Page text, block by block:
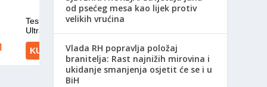
od psećeg mesa kao lijek protiv
velikih vrućina
Vlada RH popravlja položaj
branitelja: Rast najnižih mirovina i
ukidanje smanjenja osjetit će se i u
BiH